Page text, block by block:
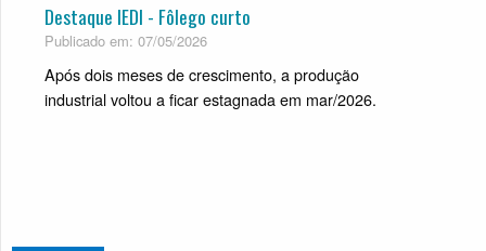
Destaque IEDI - Fôlego curto
Publicado em: 07/05/2026
Após dois meses de crescimento, a produção
industrial voltou a ficar estagnada em mar/2026.